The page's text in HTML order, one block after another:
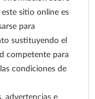
y como
o
tiroideo bien
sitio online es
para
sustituyendo el
competente para
condiciones de
advertencias e